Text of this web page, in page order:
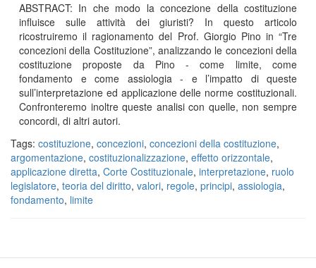
ABSTRACT: In che modo la concezione della costituzione
influisce sulle attività dei giuristi? In questo articolo
ricostruiremo il ragionamento del Prof. Giorgio Pino in “Tre
concezioni della Costituzione”, analizzando le concezioni della
costituzione proposte da Pino - come limite, come
fondamento e come assiologia - e l’impatto di queste
sull’interpretazione ed applicazione delle norme costituzionali.
Confronteremo inoltre queste analisi con quelle, non sempre
concordi, di altri autori.
Tags: costituzione, concezioni, concezioni della costituzione,
argomentazione, costituzionalizzazione, effetto orizzontale,
applicazione diretta, Corte Costituzionale, interpretazione, ruolo
legislatore, teoria del diritto, valori, regole, principi, assiologia,
fondamento, limite